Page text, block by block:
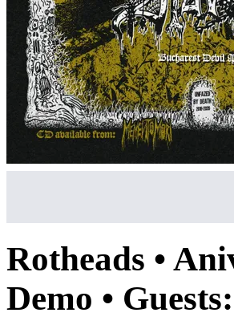
Rotheads •
Demo • Guests: